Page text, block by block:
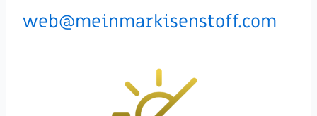
web@meinmarkisenstoff.com